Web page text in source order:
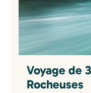
Voyage de
Rocheuses